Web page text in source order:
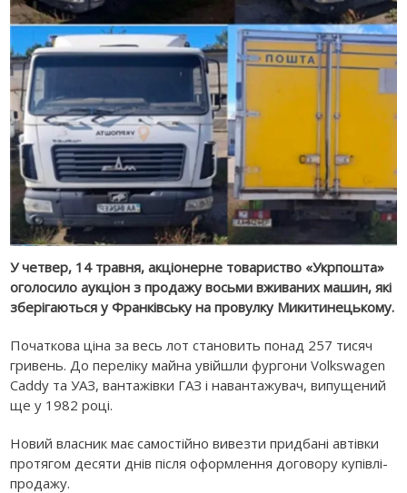
У четвер, 14 травня, акціонерне товариство «Укрпошта»
оголосило аукціон з продажу восьми вживаних машин, які
зберігаються у Франківську на провулку Микитинецькому.
Початкова ціна за весь лот становить понад 257 тисяч
гривень. До переліку майна увійшли фургони Volkswagen
Caddy та УАЗ, вантажівки ГАЗ і навантажувач, випущений
ще у 1982 році.
Новий власник має самостійно вивезти придбані автівки
протягом десяти днів після оформлення договору купівлі-
продажу.